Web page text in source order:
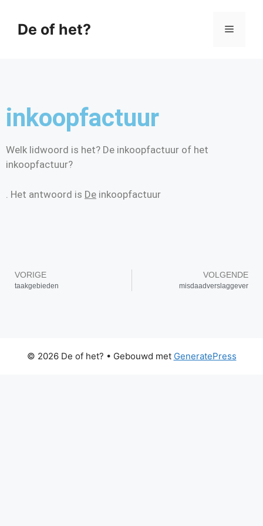
De of het?
inkoopfactuur
Welk lidwoord is het? De inkoopfactuur of het
inkoopfactuur?
. Het antwoord is De inkoopfactuur
VORIGE
taakgebieden
VOLGENDE
misdaadverslaggever
© 2026 De of het? • Gebouwd met GeneratePress